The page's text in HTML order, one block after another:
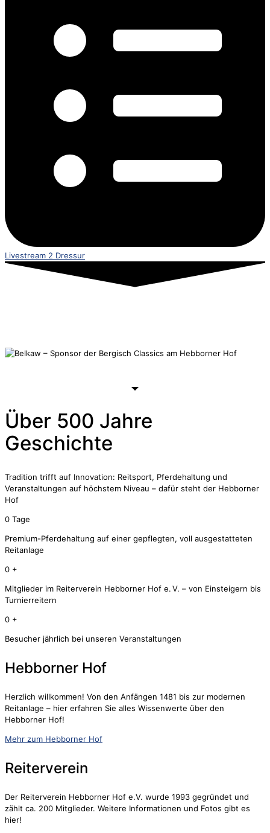
Livestream 2 Dressur
Über 500 Jahre
Geschichte
Tradition trifft auf Innovation: Reitsport, Pferdehaltung und
Veranstaltungen auf höchstem Niveau – dafür steht der Hebborner
Hof
0 Tage
Premium-Pferdehaltung auf einer gepflegten, voll ausgestatteten
Reitanlage
0 +
Mitglieder im Reiterverein Hebborner Hof e. V. – von Einsteigern bis
Turnierreitern
0 +
Besucher jährlich bei unseren Veranstaltungen
Hebborner Hof
Herzlich willkommen! Von den Anfängen 1481 bis zur modernen
Reitanlage – hier erfahren Sie alles Wissenwerte über den
Hebborner Hof!
Mehr zum Hebborner Hof
Reiterverein
Der Reiterverein Hebborner Hof e.V. wurde 1993 gegründet und
zählt ca. 200 Mitglieder. Weitere Informationen und Fotos gibt es
hier!